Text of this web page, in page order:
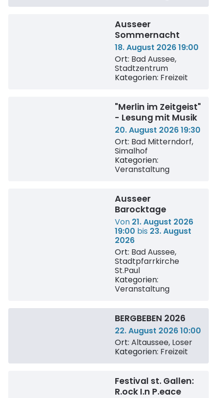
Ausseer
Sommernacht
18. August 2026 19:00
Ort: Bad Aussee,
Stadtzentrum
Kategorien: Freizeit
"Merlin im Zeitgeist"
- Lesung mit Musik
20. August 2026 19:30
Ort: Bad Mitterndorf,
Simalhof
Kategorien:
Veranstaltung
Ausseer
Barocktage
Von 21. August 2026
19:00 bis 23. August
2026
Ort: Bad Aussee,
Stadtpfarrkirche
St.Paul
Kategorien:
Veranstaltung
BERGBEBEN 2026
22. August 2026 10:00
Ort:Altaussee, Loser
Kategorien: Freizeit
Festival st. Gallen:
R.ock I.n P.eace